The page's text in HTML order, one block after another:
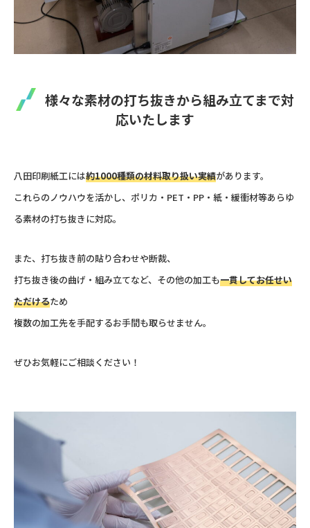
様々な素材の打ち抜きから組み立てまで対
応いたします
八田印刷紙工には約1000種類の材料取り扱い実績があります。
これらのノウハウを活かし、ポリカ・PET・PP・紙・緩衝材等あらゆ
る素材の打ち抜きに対応。
また、打ち抜き前の貼り合わせや断裁、
打ち抜き後の曲げ・組み立てなど、その他の加工も一貫してお任せい
ただけるため
複数の加工先を手配するお手間も取らせません。
ぜひお気軽にご相談ください！